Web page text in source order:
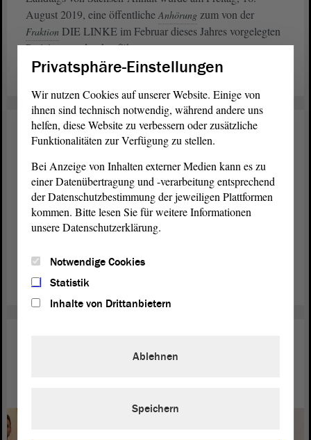
August 2019, eine öffentlicheAnhörung zum von der
Fraktion DIE LINKE im Februar dieses Jahres vorgelegten
Parité-Gesetzdurchgeführt.
weiterlesen
Recht 07. Juni 2019
Wie soll Jugendarrest zukünftig
aussehen?
DieLandesregierunghat den Entwurf für ein Drittes Buch
des Justizvollzugsgesetzbuches vorgelegt, das sich konkret
BeratungimPlenum erfolgte nun eine
weiterlesen
Privatsphäre-Einstellungen
Wir nutzen Cookies auf unserer Website. Einige von
ihnen sind technisch notwendig, während andere uns
helfen, diese Website zu verbessern oder zusätzliche
Funktionalitäten zur Verfügung zu stellen.
Bei Anzeige von Inhalten externer Medien kann es zu
einer Datenübertragung und -verarbeitung entsprechend
der Datenschutzbestimmung der jeweiligen Plattformen
kommen. Bitte lesen Sie für weitere Informationen
unsere Datenschutzerklärung.
Notwendige Cookies
Statistik
Inhalte von Drittanbietern
Ablehnen
Speichern